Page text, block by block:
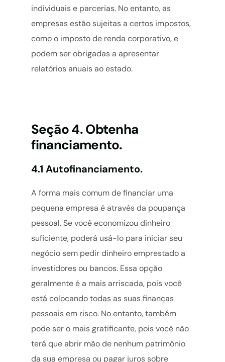
individuais e parcerias. No entanto, as
empresas estão sujeitas a certos impostos,
como o imposto de renda corporativo, e
podem ser obrigadas a apresentar
relatórios anuais ao estado.
Seção 4. Obtenha
financiamento.
4.1 Autofinanciamento.
A forma mais comum de financiar uma
pequena empresa é através da poupança
pessoal. Se você economizou dinheiro
suficiente, poderá usá-lo para iniciar seu
negócio sem pedir dinheiro emprestado a
investidores ou bancos. Essa opção
geralmente é a mais arriscada, pois você
está colocando todas as suas finanças
pessoais em risco. No entanto, também
pode ser o mais gratificante, pois você não
terá que abrir mão de nenhum patrimônio
da sua empresa ou pagar juros sobre